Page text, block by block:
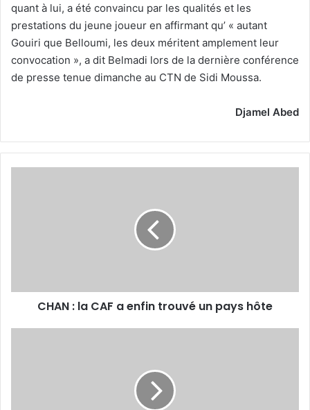
quant à lui, a été convaincu par les qualités et les
prestations du jeune joueur en affirmant qu’ « autant
Gouiri que Belloumi, les deux méritent amplement leur
convocation », a dit Belmadi lors de la dernière conférence
de presse tenue dimanche au CTN de Sidi Moussa.
Djamel Abed
hôte
CHAN : la CAF a enfin trouvé un pays hôte